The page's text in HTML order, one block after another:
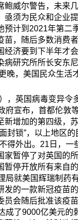
鲍威尔警告，未来
亟须为民众和企业
预计到2021年第二
苗，随后多数消费
经济要到下半年才
病研究所所长安东
晚，美国民众生活
，英国病毒变异令
府宣布，首都伦敦
新增加的第四级，
封锁”，以上地区的
得外出。21日，一
家暂停了对英国的
暂停开放所有来自
局就美国辉瑞制药
发的一款新冠疫苗
员会随后批准该疫
成了9000亿美元的